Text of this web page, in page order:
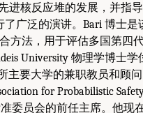
进核反应堆的发展，并指
广泛的演讲。Bari 博士
方法，用于评估多国第四
University 物理学博士学
要大学的兼职教员和顾问
for Probabilistic
委员会的前任主席。他现